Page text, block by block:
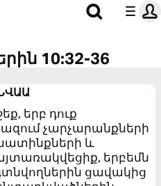
10:32-36
երբ դուք
չարչարանքների
և
երբեմն
ցավակից